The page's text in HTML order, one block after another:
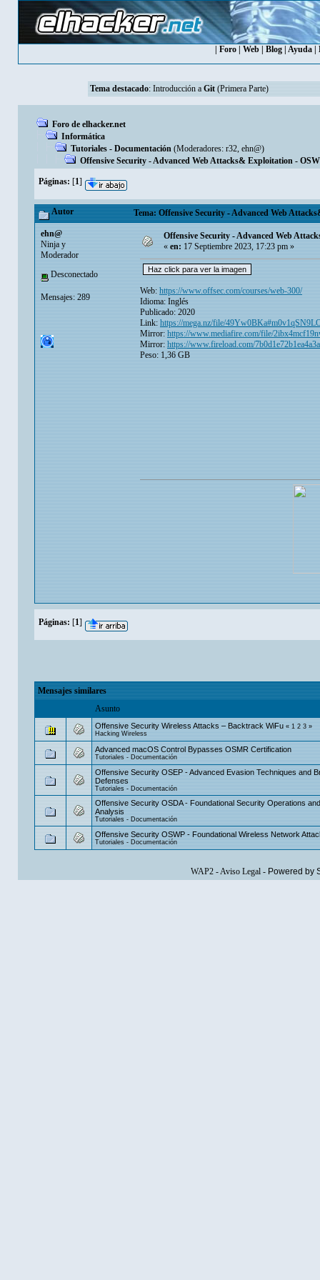
Foro Web Blog Ayuda
Tema destacado: Introducción a Git (Primera Parte)
Foro de elhacker.net
Informática
Tutoriales - Documentación (Moderadores: r32, ehn@)
Offensive Security - Advanced Web Attacks& Exploitation -
Páginas: [1]
Autor Tema: Offensive Security - Advanced Web
ehn@
Ninja y
Moderador
Desconectado
Mensajes: 289
Offensive Security - Advanced Web
«en:17 Septiembre 2023, 17:23 pm »
Web:https://www.offsec.com/courses/web-300/
Idioma: Inglés
Publicado: 2020
Link:https://mega.nz/file/
Mirror:https://www.mediafire.com/file/
Mirror:https://www.fireload.com/
Peso: 1,36 GB
Páginas: [1]
Mensajes similares
Asunto
Offensive Security Wireless Attacks – Backtrack WiFu «1 2 3»
Hacking Wireless
Advanced macOS Control Bypasses OSMR Certification
Tutoriales - Documentación
Offensive Security OSEP - Advanced Evasion Techniques and
Defenses
Tutoriales - Documentación
Offensive Security OSDA - Foundational Security Operations
Analysis
Tutoriales - Documentación
Offensive Security OSWP - Foundational Wireless Network
Tutoriales - Documentación
WAP2-Aviso Legal- Powered by